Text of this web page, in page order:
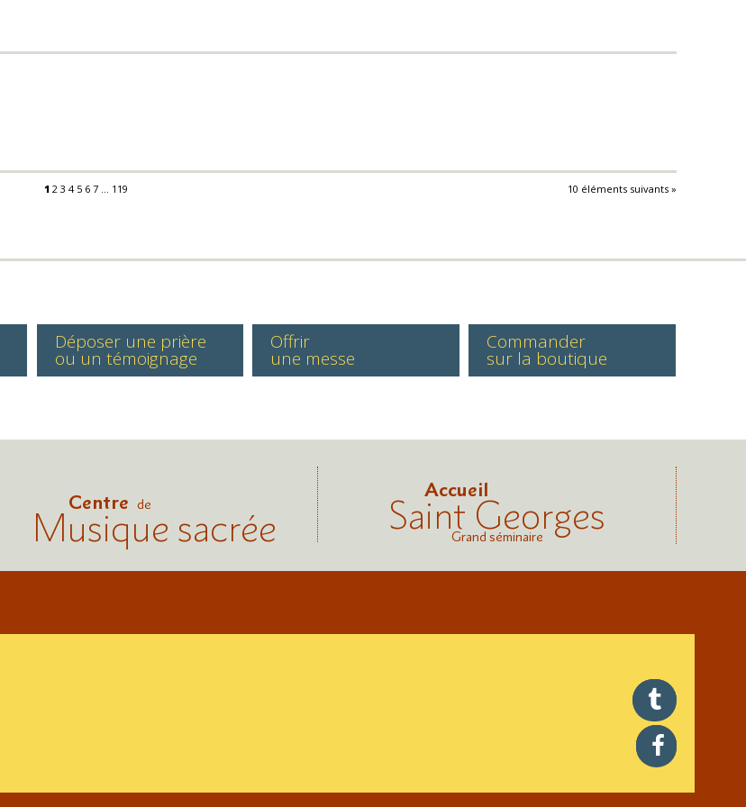
10 éléments suivants »
1 2 3 4 5 6 7 ... 119
Déposer une prière
ou un témoignage
Offrir
une messe
Commander
sur la boutique
Centre de
Musique sacrée
Accueil
Saint Georges
Grand séminaire
twitter
facebook